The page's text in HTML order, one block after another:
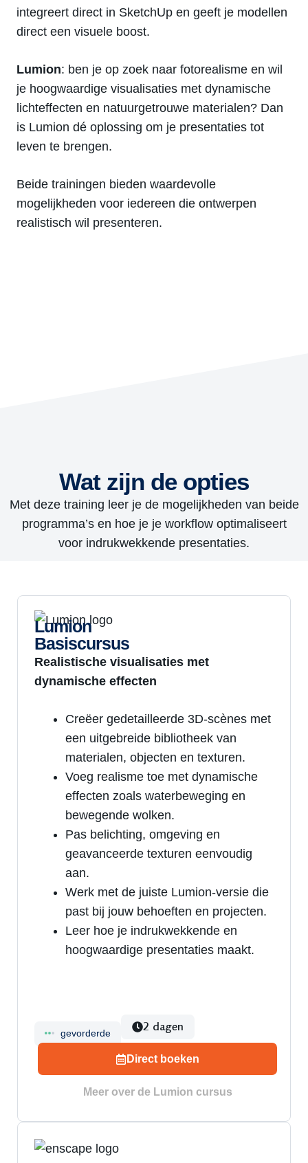
integreert direct in SketchUp en geeft je modellen
direct een visuele boost.
Lumion: ben je op zoek naar fotorealisme en wil
je hoogwaardige visualisaties met dynamische
lichteffecten en natuurgetrouwe materialen? Dan
is Lumion dé oplossing om je presentaties tot
leven te brengen.
Beide trainingen bieden waardevolle
mogelijkheden voor iedereen die ontwerpen
realistisch wil presenteren.
Wat zijn de opties
Met deze training leer je de mogelijkheden van beide
programma’s en hoe je je workflow optimaliseert
voor indrukwekkende presentaties.
Lumion
Basiscursus
Realistische visualisaties met
dynamische effecten
Creëer gedetailleerde 3D-scènes met
een uitgebreide bibliotheek van
materialen, objecten en texturen.
Voeg realisme toe met dynamische
effecten zoals waterbeweging en
bewegende wolken.
Pas belichting, omgeving en
geavanceerde texturen eenvoudig
aan.
Werk met de juiste Lumion-versie die
past bij jouw behoeften en projecten.
Leer hoe je indrukwekkende en
hoogwaardige presentaties maakt.
gevorderde 2 dagen
Direct boeken
Meer over de Lumion cursus